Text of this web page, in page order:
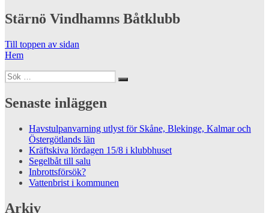
Stärnö Vindhamns Båtklubb
Till toppen av sidan
Hem
Sök
efter:
Sök
Senaste inläggen
Havstulpanvarning utlyst för Skåne, Blekinge, Kalmar och
Östergötlands län
Kräftskiva lördagen 15/8 i klubbhuset
Segelbåt till salu
Inbrottsförsök?
Vattenbrist i kommunen
Arkiv